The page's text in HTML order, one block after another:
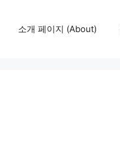
소개 페이지 (About)